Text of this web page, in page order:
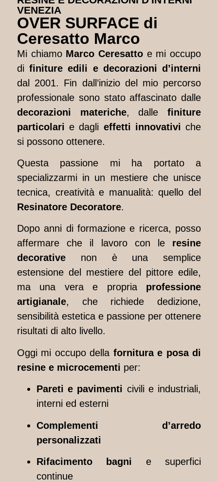
SURFACE di
Ceresatto
Marco
RESINA
VENEZIA
OVER SURFACE di
Ceresatto Marco
Mi chiamo Marco Ceresatto e mi occupo
difiniture edili e decorazioni d’interni
dal 2001. Fin dall’inizio del mio percorso
professionale sono stato affascinato dalle
decorazioni materiche, dallefiniture
particolari e dagli effetti innovativi che
si possono ottenere.
Questa passione mi ha portato a
specializzarmi in un mestiere che unisce
tecnica, creatività e manualità: quello del
Resinatore Decoratore.
Dopo anni di formazione e ricerca, posso
affermare che il lavoro con le resine
decorative non è una semplice
estensione del mestiere del pittore edile,
ma una vera e propria professione
artigianale, che richiede dedizione,
sensibilità estetica e passione per ottenere
risultati di alto livello.
Oggi mi occupo della fornitura e posa di
resine e microcementi per:
Pareti e pavimenti civili e industriali,
interni ed esterni
Complementi d’arredo
personalizzati
Rifacimento bagni e superfici
continue